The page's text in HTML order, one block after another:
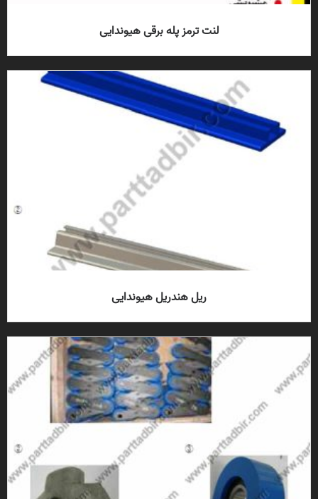
لنت ترمز پله برقی هیوندایی
ریل هندریل هیوندایی